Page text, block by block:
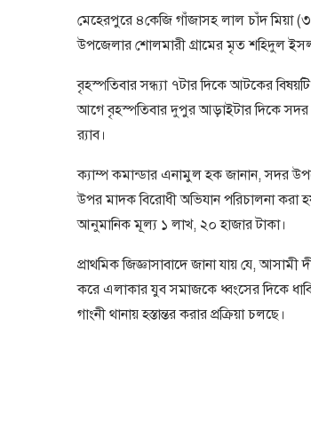
মেহেরপুরে ৪কেজি গাঁজাসহ লাল চাঁদ
উপজেলার শােলমারী গ্রামের মৃত শহিদুল
বৃহস্পতিবার সন্ধ্যা ৭টার দিকে আটকের
আগে বৃহস্পতিবার দুপুর আড়াইটার দিকে
র‌্যাব।
ক্যাম্প কমান্ডার এনামুল হক জানান, সদর
উপর মাদক বিরোধী অভিযান পরিচালনা করা
আনুমানিক মূল্য ১ লাখ, ২০ হাজার টাকা।
প্রাথমিক জিজ্ঞাসাবাদে জানা যায় যে,
করে এলাকার যুব সমাজকে ধ্বংসের দিকে
গাংনী থানায় হস্তান্তর করার প্রক্রিয়া চলছে।